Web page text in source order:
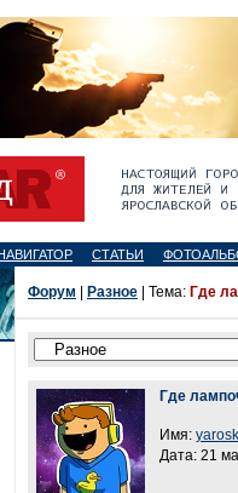
СТАТЬИ
Форум Разное | Тема: Где
Где
Имя:
Дата: 21